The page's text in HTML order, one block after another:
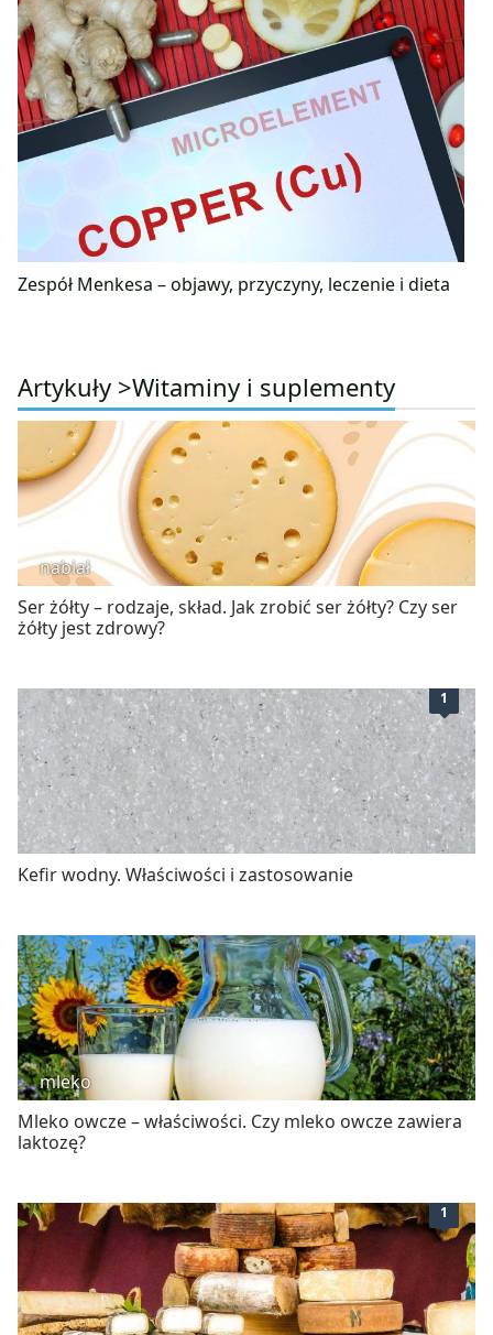
Zespół Menkesa – objawy, przyczyny, leczenie i dieta
Artykuły >Witaminy i suplementy
nabiał
Ser żółty – rodzaje, skład. Jak zrobić ser żółty? Czy ser
żółty jest zdrowy?
1
Kefir wodny. Właściwości i zastosowanie
mleko
Mleko owcze – właściwości. Czy mleko owcze zawiera
laktozę?
1